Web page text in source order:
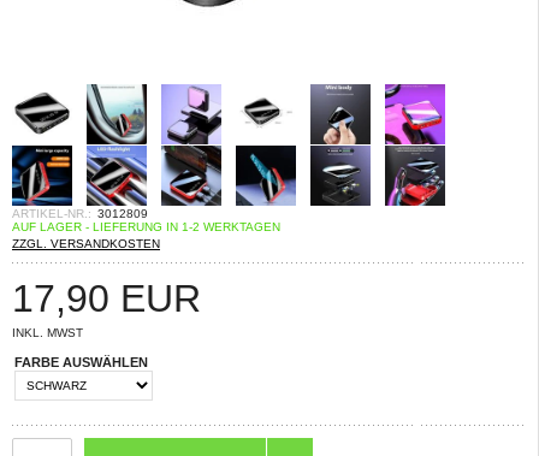
ARTIKEL-NR.: 3012809
AUF LAGER - LIEFERUNG IN 1-2 WERKTAGEN
ZZGL. VERSANDKOSTEN
17,90 EUR
INKL. MWST
FARBE AUSWÄHLEN